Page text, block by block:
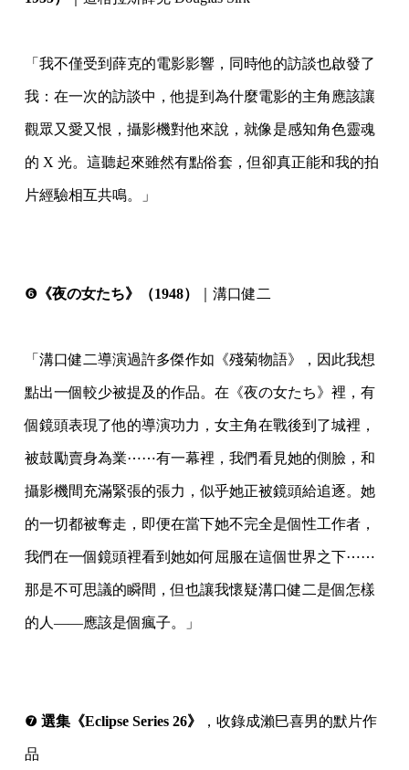
「我不僅受到薛克的電影影響，同時他的訪談也啟發了
我：在一次的訪談中，他提到為什麼電影的主角應該讓
觀眾又愛又恨，攝影機對他來說，就像是感知角色靈魂
的 X 光。這聽起來雖然有點俗套，但卻真正能和我的拍
片經驗相互共鳴。」
❻ 《夜の女たち》（1948） ｜溝口健二
「溝口健二導演過許多傑作如《殘菊物語》，因此我想
點出一個較少被提及的作品。在《夜の女たち》裡，有
個鏡頭表現了他的導演功力，女主角在戰後到了城裡，
被鼓勵賣身為業⋯⋯有一幕裡，我們看見她的側臉，和
攝影機間充滿緊張的張力，似乎她正被鏡頭給追逐。她
的一切都被奪走，即便在當下她不完全是個性工作者，
我們在一個鏡頭裡看到她如何屈服在這個世界之下⋯⋯
那是不可思議的瞬間，但也讓我懷疑溝口健二是個怎樣
的人——應該是個瘋子。」
❼ 選集《Eclipse Series 26》 ，收錄成瀨巳喜男的默片作
品